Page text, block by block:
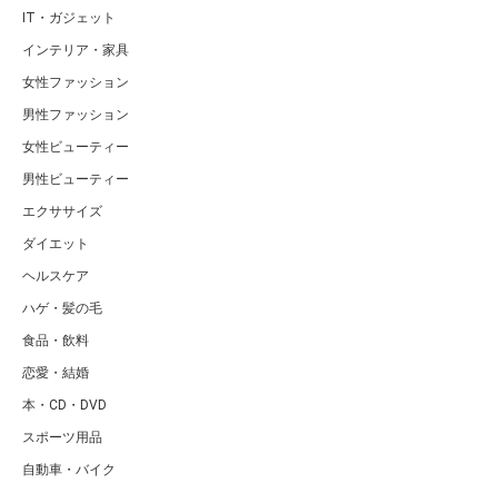
IT・ガジェット
インテリア・家具
女性ファッション
男性ファッション
女性ビューティー
男性ビューティー
エクササイズ
ダイエット
ヘルスケア
ハゲ・髪の毛
食品・飲料
恋愛・結婚
本・CD・DVD
スポーツ用品
自動車・バイク